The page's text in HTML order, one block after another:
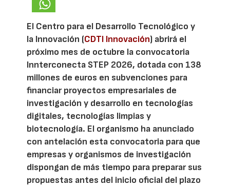
El Centro para el Desarrollo Tecnológico y
la Innovación (CDTI Innovación) abrirá el
próximo mes de octubre la convocatoria
Innterconecta STEP 2026, dotada con 138
millones de euros en subvenciones para
financiar proyectos empresariales de
investigación y desarrollo en tecnologías
digitales, tecnologías limpias y
biotecnología. El organismo ha anunciado
con antelación esta convocatoria para que
empresas y organismos de investigación
dispongan de más tiempo para preparar sus
propuestas antes del inicio oficial del plazo